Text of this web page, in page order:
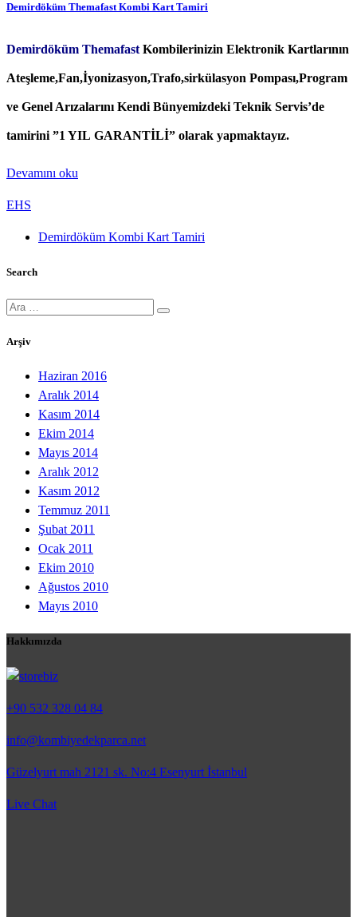
Demirdöküm Themafast Kombi Kart Tamiri
Demirdöküm Themafast Kombilerinizin Elektronik Kartlarının
Ateşleme,Fan,İyonizasyon,Trafo,sirkülasyon Pompası,Program
ve Genel Arızalarını Kendi Bünyemizdeki Teknik Servis’de
tamirini ”1 YIL GARANTİLİ” olarak yapmaktayız.
Devamını oku
EHS
Demirdöküm Kombi Kart Tamiri
Search
Ara:
Arşiv
Haziran 2016
Aralık 2014
Kasım 2014
Ekim 2014
Mayıs 2014
Aralık 2012
Kasım 2012
Temmuz 2011
Şubat 2011
Ocak 2011
Ekim 2010
Ağustos 2010
Mayıs 2010
Hakkımızda
+90 532 328 04 84
info@kombiyedekparca.net
Güzelyurt mah 2121 sk. No:4 Esenyurt İstanbul
Live Chat